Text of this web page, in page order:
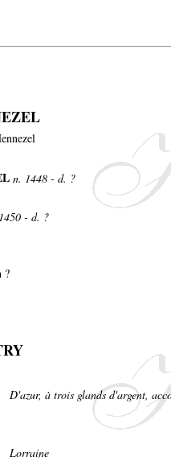
n. 1448 - d. ?
- d. ?
?
D'azur, à trois glands d'argent,
Lorraine